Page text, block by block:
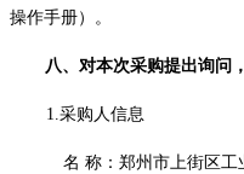
操作手册）。
八、对本次采购提出询问
1.采购人信息
名 称： 郑州市上街区工